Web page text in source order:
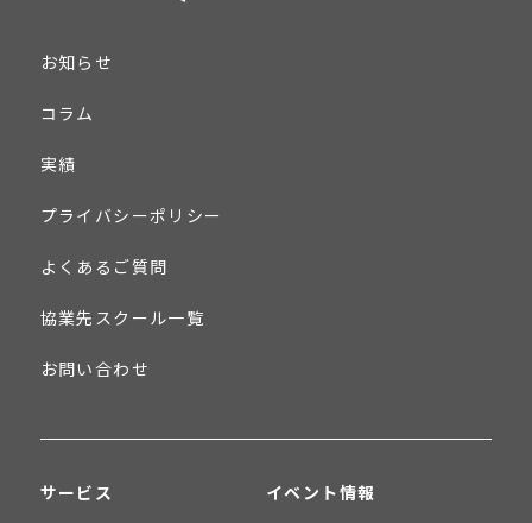
お知らせ
コラム
実績
プライバシーポリシー
よくあるご質問
協業先スクール一覧
お問い合わせ
サービス イベント情報